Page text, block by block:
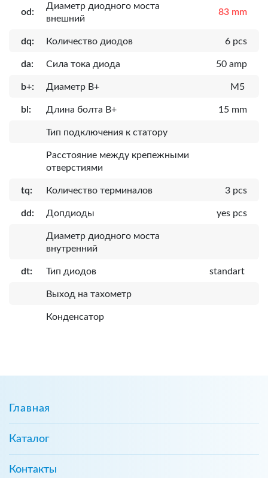
od:
Диаметр диодного моста
внешний
83 mm
dq: Количество диодов 6 pcs
da: Сила тока диода 50 amp
b+: Диаметр B+ M5
bl: Длина болта B+ 15 mm
Тип подключения к статору
Расcтояние между крепежными
отверстиями
tq: Количество терминалов 3 pcs
dd: Допдиоды yes pcs
Диаметр диодного моста
внутренний
dt: Тип диодов standart
Выход на тахометр
Конденсатор
Главная
Каталог
Контакты